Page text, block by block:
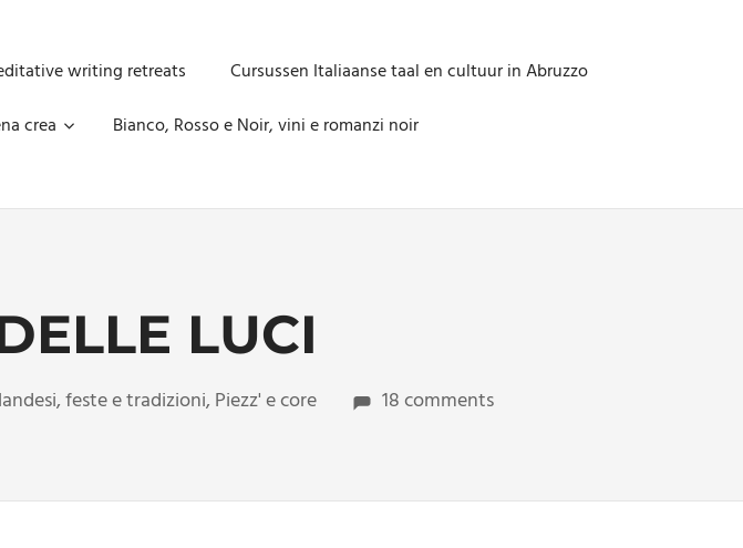
writing retreats
Cursussen Italiaanse taal en cultuur in Abruzzo
crea
Bianco, Rosso e Noir, vini e romanzi noir
LUCI
,feste e tradizioni, Piezz' e core 18 comments